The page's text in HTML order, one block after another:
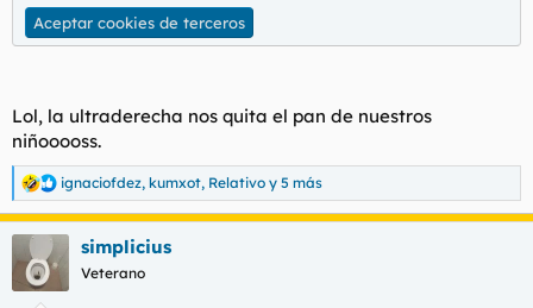
Aceptar cookies de terceros
Lol, la ultraderecha nos quita el pan de nuestros
niñooooss.
R
e
a
c
ignaciofdez, kumxot, Relativo y 5 más
simplicius
Veterano